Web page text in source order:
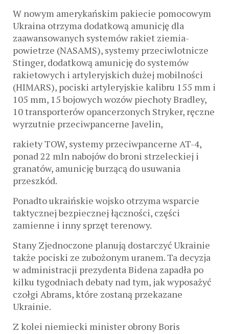
W nowym amerykańskim pakiecie pomocowym
Ukraina otrzyma dodatkową amunicję dla
zaawansowanych systemów rakiet ziemia-
powietrze (NASAMS), systemy przeciwlotnicze
Stinger, dodatkową amunicję do systemów
rakietowych i artyleryjskich dużej mobilności
(HIMARS), pociski artyleryjskie kalibru 155 mm i
105 mm, 15 bojowych wozów piechoty Bradley,
10 transporterów opancerzonych Stryker, ręczne
wyrzutnie przeciwpancerne Javelin,
rakiety TOW, systemy przeciwpancerne AT-4,
ponad 22 mln nabojów do broni strzeleckiej i
granatów, amunicję burzącą do usuwania
przeszkód.
Ponadto ukraińskie wojsko otrzyma wsparcie
taktycznej bezpiecznej łączności, części
zamienne i inny sprzęt terenowy.
Stany Zjednoczone planują dostarczyć Ukrainie
także pociski ze zubożonym uranem. Ta decyzja
w administracji prezydenta Bidena zapadła po
kilku tygodniach debaty nad tym, jak wyposażyć
czołgi Abrams, które zostaną przekazane
Ukrainie.
Z kolei niemiecki minister obrony Boris